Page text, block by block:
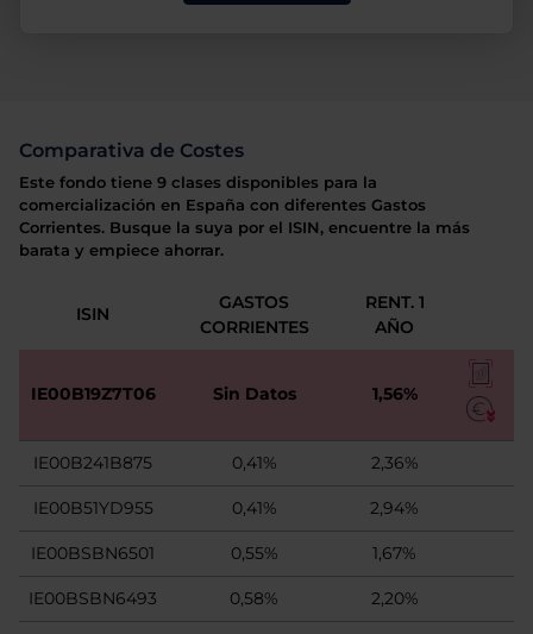
Comparativa de Costes
Este fondo tiene 9 clases disponibles para la
comercialización en España con diferentes Gastos
Corrientes. Busque la suya por el ISIN, encuentre la más
barata y empiece ahorrar.
ISIN
GASTOS
CORRIENTES
RENT. 1
AÑO
IE00B19Z7T06 Sin Datos 1,56%
IE00B241B875 0,41% 2,36%
IE00B51YD955 0,41% 2,94%
IE00BSBN6501 0,55% 1,67%
IE00BSBN6493 0,58% 2,20%